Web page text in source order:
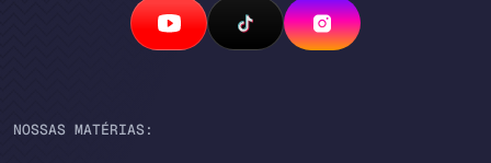
NOSSAS MATÉRIAS: